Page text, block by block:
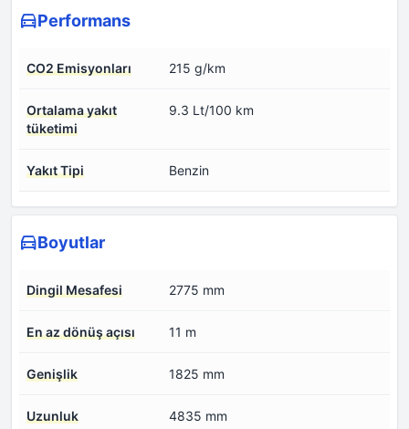
Performans
CO2 Emisyonları 215 g/km
Ortalama yakıt
tüketimi
9.3 Lt/100 km
Yakıt Tipi Benzin
Boyutlar
Dingil Mesafesi 2775 mm
En az dönüş açısı 11 m
Genişlik 1825 mm
Uzunluk 4835 mm